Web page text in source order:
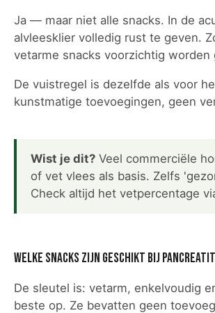
Ja — maar niet alle snacks. In de
alvleesklier volledig rust te geven.
vetarme snacks voorzichtig worden
De vuistregel is dezelfde als voor
kunstmatige toevoegingen, geen
Wist je dit? Veel commerciële
of vet vlees als basis. Zelfs
Check altijd het vetpercentage
Welke snacks zijn geschikt bij
De sleutel is: vetarm, enkelvoudig
beste op. Ze bevatten geen